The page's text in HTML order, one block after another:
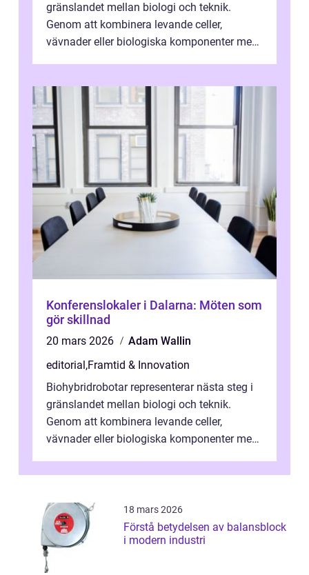
gränslandet mellan biologi och teknik.
Genom att kombinera levande celler,
vävnader eller biologiska komponenter med
Konferenslokaler i Dalarna: Möten som
gör skillnad
20 mars 2026
Adam Wallin
editorial ,Framtid & Innovation
Biohybridrobotar representerar nästa steg i
gränslandet mellan biologi och teknik.
Genom att kombinera levande celler,
vävnader eller biologiska komponenter med
18 mars 2026
Förstå betydelsen av balansblock
i modern industri